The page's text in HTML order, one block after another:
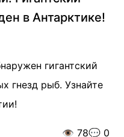
в Антарктике!
гигантский
гнезд рыб. Узнайте
👁️ 78💬 0